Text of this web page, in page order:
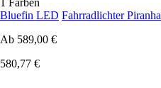
Bluefin LED Fahrradlichter
Ab 589,00 €
580,77 €